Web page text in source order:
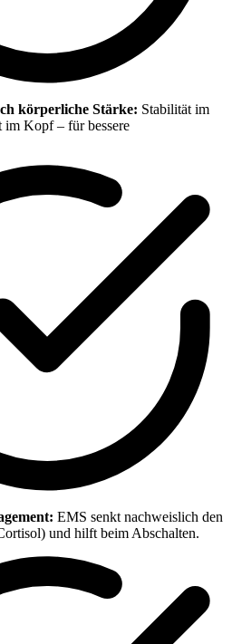
körperliche Stärke: Stabilität im
Kopf – für bessere
EMS senkt nachweislich den
und hilft beim Abschalten.